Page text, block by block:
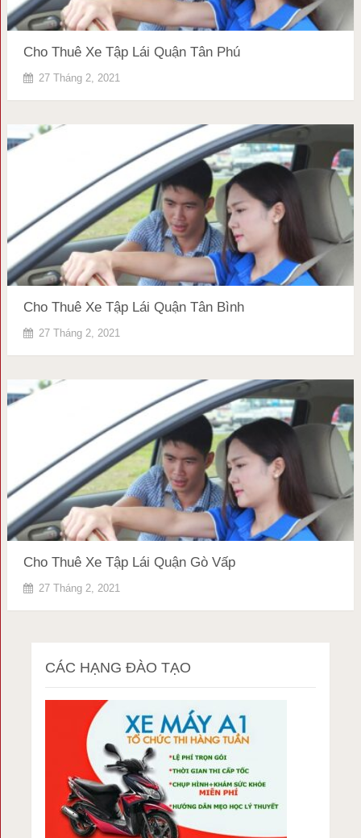
Cho Thuê Xe Tập Lái Quận Tân Phú
27 Tháng 2, 2021
Cho Thuê Xe Tập Lái Quận Tân Bình
27 Tháng 2, 2021
Cho Thuê Xe Tập Lái Quận Gò Vấp
27 Tháng 2, 2021
CÁC HẠNG ĐÀO TẠO